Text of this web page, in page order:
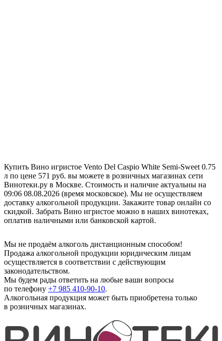
Купить Вино игристое Vento Del Caspio White Semi-Sweet 0.75
л по цене 571 руб. вы можете в розничных магазинах сети
Винотеки.ру в Москве. Стоимость и наличие актуальны на
09:06 08.08.2026 (время московское). Мы не осуществляем
доставку алкогольной продукции. Закажите товар онлайн со
скидкой. Забрать Вино игристое можно в наших винотеках,
оплатив наличными или банковской картой.
Мы не продаём алкоголь дистанционным способом!
Продажа алкогольной продукции юридическим лицам
осуществляется в соответствии с действующим
законодательством.
Мы будем рады ответить на любые ваши вопросы
по телефону +7 985 410-90-10.
Алкогольная продукция может быть приобретена только
в розничных магазинах.